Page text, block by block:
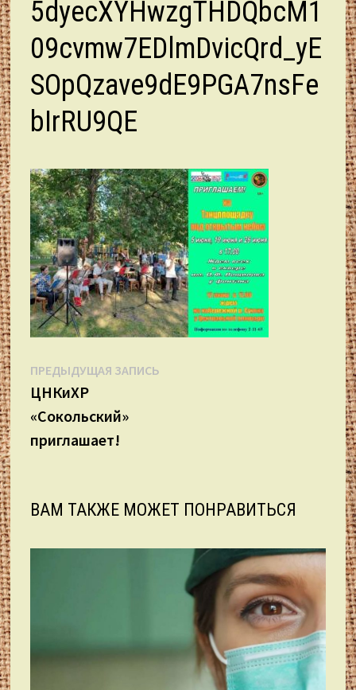
5dyecXYHwzgTHDQbcM1
09cvmw7EDlmDvicQrd_yE
SOpQzave9dE9PGA7nsFe
bIrRU9QE
Навигация
по
записям
ПРЕДЫДУЩАЯ ЗАПИСЬ
ЦНКиХР
«Сокольский»
приглашает!
ВАМ ТАКЖЕ МОЖЕТ ПОНРАВИТЬСЯ